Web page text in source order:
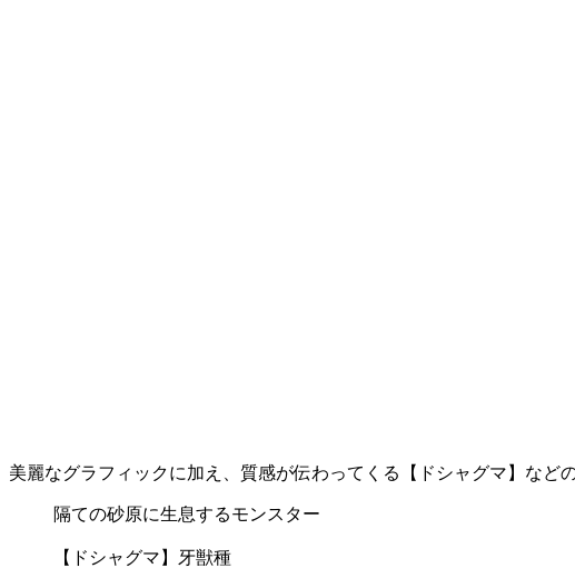
美麗なグラフィックに加え、質感が伝わってくる【ドシャグマ】など
隔ての砂原に生息するモンスター
【ドシャグマ】牙獣種